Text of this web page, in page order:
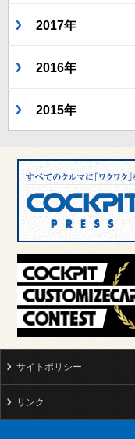
2017年
2016年
2015年
サイトポリシー
リンク